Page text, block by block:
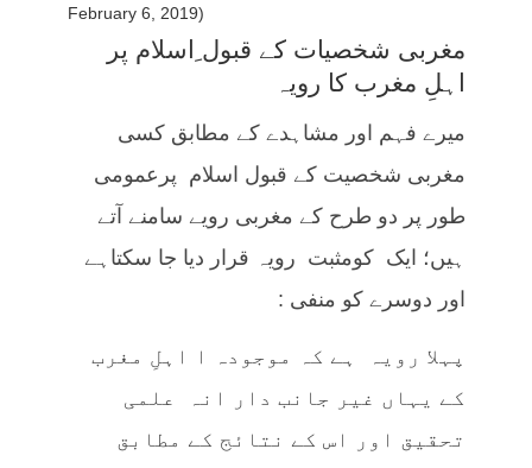
February 6, 2019)
مغربی شخصیات کے قبول ِاسلام پر
اہلِ مغرب کا رویہ
میرے فہم اور مشاہدے کے مطابق کسی
مغربی شخصیت کے قبول اسلام پرعمومی
طور پر دو طرح کے مغربی رویے سامنے آتے
ہیں؛ ایک کومثبت رویہ قرار دیا جا سکتاہے
اور دوسرے کو منفی :
پہلا رویہ ہے کہ موجودہ ا اہلِ مغرب
کے یہاں غیر جانب دار انہ علمی
تحقیق اور اس کے نتائج کے مطابق